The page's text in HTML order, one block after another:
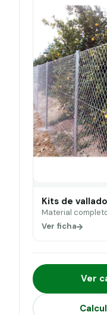
Kits de vallado
Material
Ver ficha
Ver